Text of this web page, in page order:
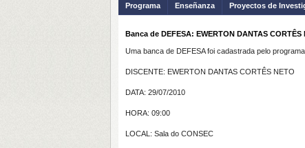
Programa Enseñanza Proyectos de
Banca de DEFESA: EWERTON DANTAS
Uma banca de DEFESA foi cadastrada pelo programa.
DISCENTE: EWERTON DANTAS CORTÊS NETO
DATA: 29/07/2010
HORA: 09:00
LOCAL: Sala do CONSEC